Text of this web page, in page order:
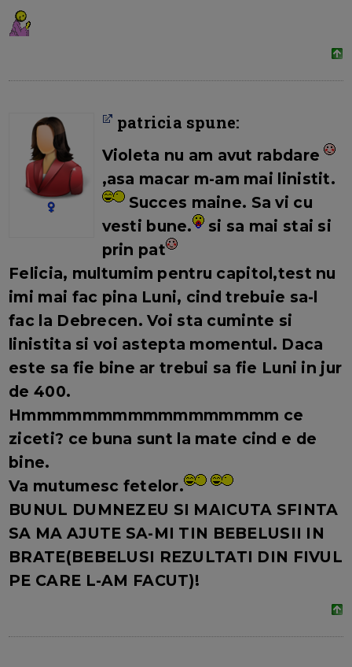
patricia spune:
Violeta nu am avut rabdare
,asa macar m-am mai linistit.
Succes maine. Sa vi cu
vesti bune.
si sa mai stai si
prin pat
Felicia, multumim pentru capitol,test nu
imi mai fac pina Luni, cind trebuie sa-l
fac la Debrecen. Voi sta cuminte si
linistita si voi astepta momentul. Daca
este sa fie bine ar trebui sa fie Luni in jur
de 400.
Hmmmmmmmmmmmmmmmmm ce
ziceti? ce buna sunt la mate cind e de
bine.
Va mutumesc fetelor.
BUNUL DUMNEZEU SI MAICUTA SFINTA
SA MA AJUTE SA-MI TIN BEBELUSII IN
BRATE(BEBELUSI REZULTATI DIN FIVUL
PE CARE L-AM FACUT)!